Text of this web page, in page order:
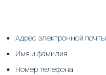
Адрес электронной почты
Имя и фамилия
Номер телефона